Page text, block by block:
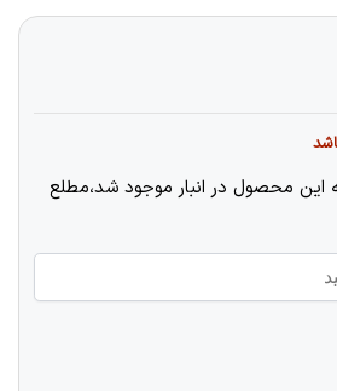
این محصول در انبار موجود شد،مطلع